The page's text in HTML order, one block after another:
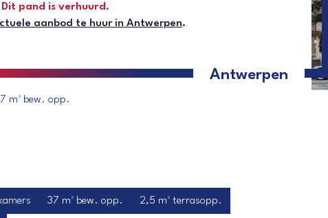
pand is verhuurd.
aanbod te huur in Antwerpen.
Antwerpen
m² bew. opp.
37 m² bew. opp. 2,5 m² terrasopp.